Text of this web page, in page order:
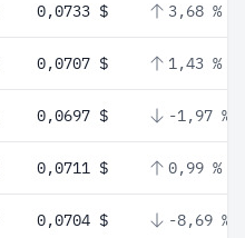
0,0733 $ 3,68 %
0,0707 $ 1,43 %
0,0697 $ -1,97 %
0,0711 $ 0,99 %
0,0704 $ -8,69 %